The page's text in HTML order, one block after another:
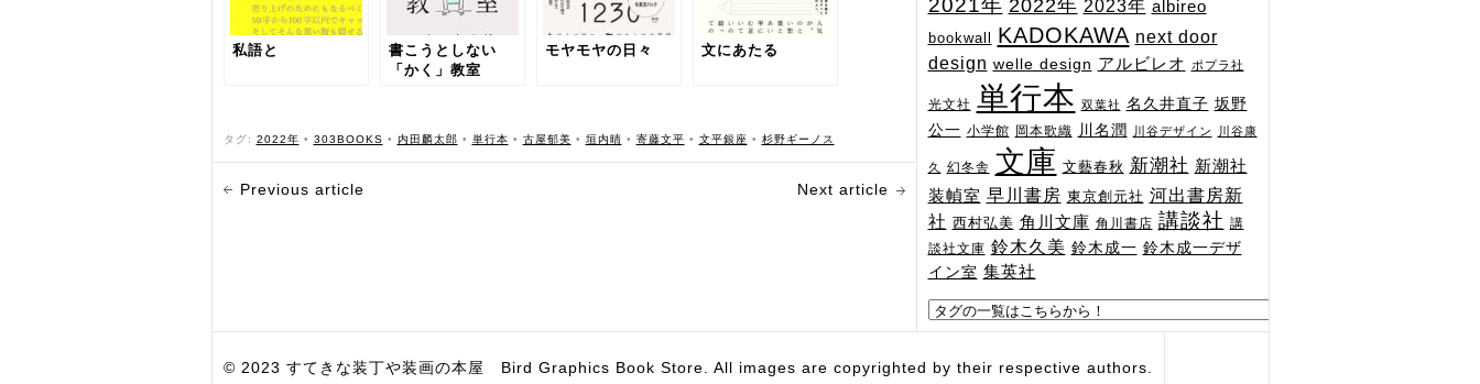
2021年 2022年 2023年 albireo
bookwall KADOKAWA next door
design welle design アルビレオ ポプラ社
光文社 単行本 双葉社 名久井直子 坂野
公一 小学館 岡本歌織 川名潤 川谷デザイン 川谷康
久 幻冬舎 文庫 文藝春秋 新潮社 新潮社
装幀室 早川書房 東京創元社 河出書房新
社 西村弘美 角川文庫 角川書店 講談社 講
談社文庫 鈴木久美 鈴木成一 鈴木成一デザ
イン室 集英社
私語と
書こうとしない
「かく」教室
モヤモヤの日々 文にあたる
タグ: 2022年 • 303BOOKS • 内田麟太郎 • 単行本 • 古屋郁美 • 垣内晴 • 寄藤文平 • 文平銀座 • 杉野ギーノス
Previous article Next article
© 2023 すてきな装丁や装画の本屋 Bird Graphics Book Store. All images are copyrighted by their respective authors.